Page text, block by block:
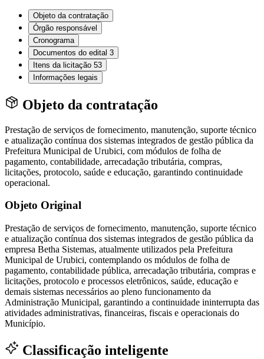
Objeto da contratação
Órgão responsável
Cronograma
Documentos do edital 3
Itens da licitação 53
Informações legais
Objeto da contratação
Prestação de serviços de fornecimento, manutenção, suporte técnico
e atualização contínua dos sistemas integrados de gestão pública da
Prefeitura Municipal de Urubici, com módulos de folha de
pagamento, contabilidade, arrecadação tributária, compras,
licitações, protocolo, saúde e educação, garantindo continuidade
operacional.
Objeto Original
Prestação de serviços de fornecimento, manutenção, suporte técnico
e atualização contínua dos sistemas integrados de gestão pública da
empresa Betha Sistemas, atualmente utilizados pela Prefeitura
Municipal de Urubici, contemplando os módulos de folha de
pagamento, contabilidade pública, arrecadação tributária, compras e
licitações, protocolo e processos eletrônicos, saúde, educação e
demais sistemas necessários ao pleno funcionamento da
Administração Municipal, garantindo a continuidade ininterrupta das
atividades administrativas, financeiras, fiscais e operacionais do
Município.
Classificação inteligente